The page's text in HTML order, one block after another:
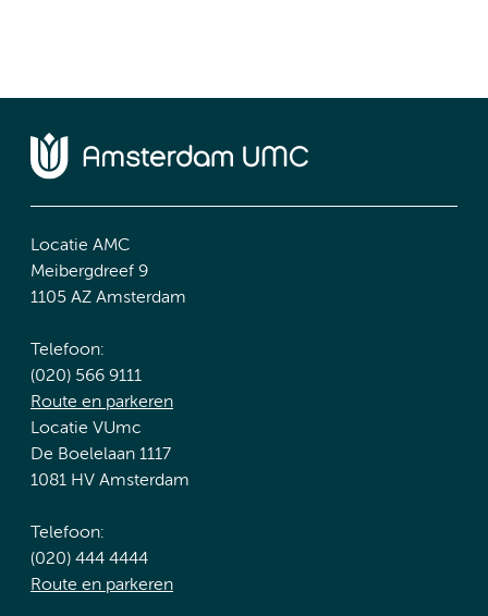
Locatie AMC
Meibergdreef 9
1105 AZ Amsterdam
Telefoon:
(020) 566 9111
Route en parkeren
Locatie VUmc
De Boelelaan 1117
1081 HV Amsterdam
Telefoon:
(020) 444 4444
Route en parkeren